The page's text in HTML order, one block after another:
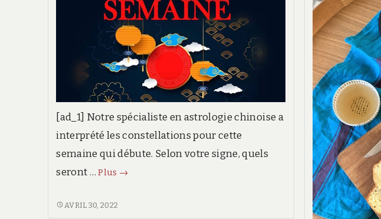
[ad_1] Notre spécialiste en astrologie chinoise a
interprété les constellations pour cette
semaine qui débute. Selon votre signe, quels
seront …Plus Horoscope
→
HOROSCOPE
AVRIL 30, 2022